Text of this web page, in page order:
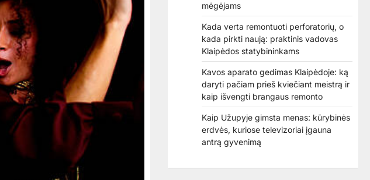
mėgėjams
Kada verta remontuoti perforatorių, o
kada pirkti naują: praktinis vadovas
Klaipėdos statybininkams
Kavos aparato gedimas Klaipėdoje: ką
daryti pačiam prieš kviečiant meistrą ir
kaip išvengti brangaus remonto
Kaip Užupyje gimsta menas: kūrybinės
erdvės, kuriose televizoriai įgauna
antrą gyvenimą